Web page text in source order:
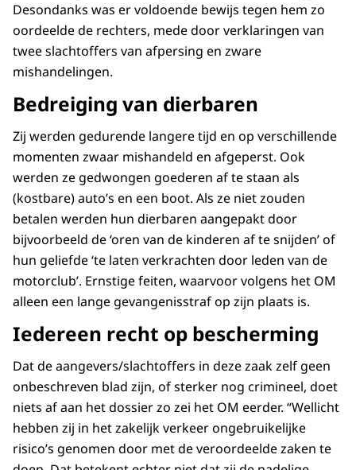
Desondanks was er voldoende bewijs tegen hem zo
oordeelde de rechters, mede door verklaringen van
twee slachtoffers van afpersing en zware
mishandelingen.
Bedreiging van dierbaren
Zij werden gedurende langere tijd en op verschillende
momenten zwaar mishandeld en afgeperst. Ook
werden ze gedwongen goederen af te staan als
(kostbare) auto’s en een boot. Als ze niet zouden
betalen werden hun dierbaren aangepakt door
bijvoorbeeld de ‘oren van de kinderen af te snijden’ of
hun geliefde ‘te laten verkrachten door leden van de
motorclub’. Ernstige feiten, waarvoor volgens het OM
alleen een lange gevangenisstraf op zijn plaats is.
Iedereen recht op bescherming
Dat de aangevers/slachtoffers in deze zaak zelf geen
onbeschreven blad zijn, of sterker nog crimineel, doet
niets af aan het dossier zo zei het OM eerder. “Wellicht
hebben zij in het zakelijk verkeer ongebruikelijke
risico’s genomen door met de veroordeelde zaken te